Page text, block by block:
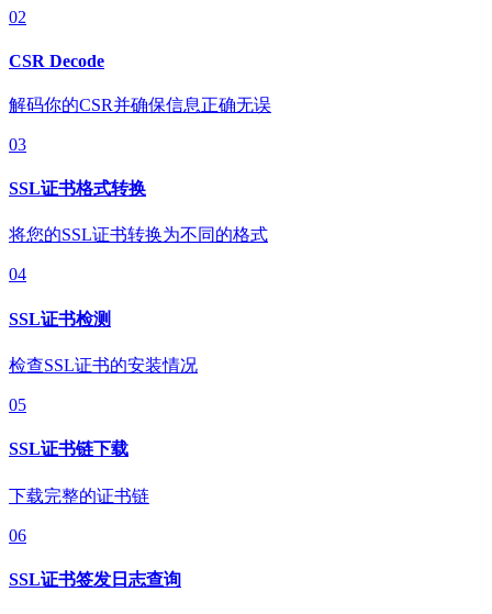
02
CSR Decode
解码你的CSR并确保信息正确无误
03
SSL证书格式转换
将您的SSL证书转换为不同的格式
04
SSL证书检测
检查SSL证书的安装情况
05
SSL证书链下载
下载完整的证书链
06
SSL证书签发日志查询